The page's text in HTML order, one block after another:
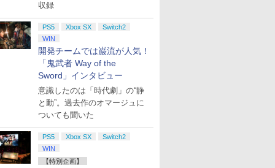
収録
PS5 Xbox SX
Switch2
WIN
開発チームでは巌流が人気！
「鬼武者 Way of the
Sword」インタビュー
意識したのは「時代劇」の“静
と動”。過去作のオマージュに
ついても聞いた
PS5 Xbox SX
Switch2
WIN
【特別企画】